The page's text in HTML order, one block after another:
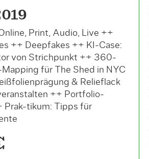
Print, Audio, Live ++
++ Deepfakes ++ KI-Case:
von Strichpunkt ++ 360-
für The Shed in NYC
& Relieflack
++ Portfolio-
Prak-tikum: Tipps für